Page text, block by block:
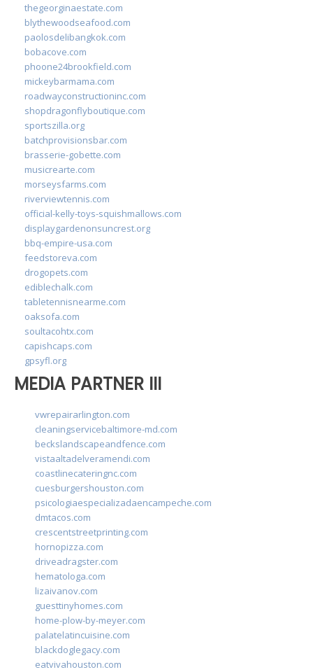
thegeorginaestate.com
blythewoodseafood.com
paolosdelibangkok.com
bobacove.com
phoone24brookfield.com
mickeybarmama.com
roadwayconstructioninc.com
shopdragonflyboutique.com
sportszilla.org
batchprovisionsbar.com
brasserie-gobette.com
musicrearte.com
morseysfarms.com
riverviewtennis.com
official-kelly-toys-squishmallows.com
displaygardenonsuncrest.org
bbq-empire-usa.com
feedstoreva.com
drogopets.com
ediblechalk.com
tabletennisnearme.com
oaksofa.com
soultacohtx.com
capishcaps.com
gpsyfl.org
MEDIA PARTNER III
vwrepairarlington.com
cleaningservicebaltimore-md.com
beckslandscapeandfence.com
vistaaltadelveramendi.com
coastlinecateringnc.com
cuesburgershouston.com
psicologiaespecializadaencampeche.com
dmtacos.com
crescentstreetprinting.com
hornopizza.com
driveadragster.com
hematologa.com
lizaivanov.com
guesttinyhomes.com
home-plow-by-meyer.com
palatelatincuisine.com
blackdoglegacy.com
eatvivahouston.com